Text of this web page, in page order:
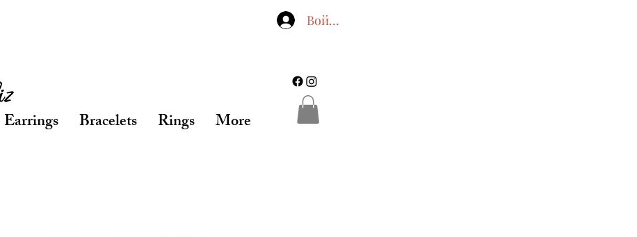
Войти
Earrings Bracelets Rings More